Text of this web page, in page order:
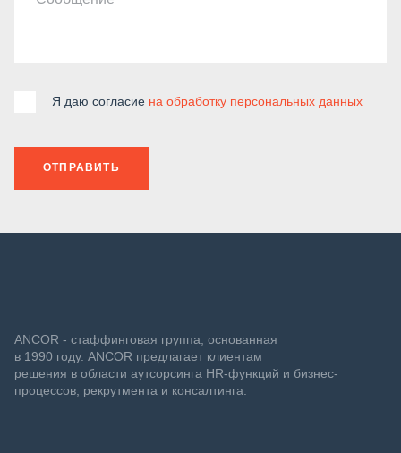
Я даю согласие на обработку персональных данных
ОТПРАВИТЬ
ANCOR - стаффинговая группа, основанная
в 1990 году. ANCOR предлагает клиентам
решения в области аутсорсинга HR-функций и бизнес-
процессов, рекрутмента и консалтинга.